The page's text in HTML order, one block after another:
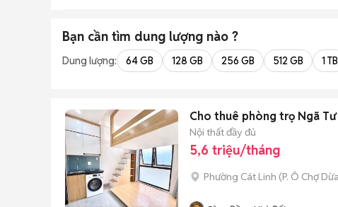
Bạn cần tìm dung lượng nào ?
Dung lượng: 64 GB 128 GB 256 GB 512 GB 1 TB
Cho thuê phòng trọ Ngã Tư
Nội thất đầy đủ
5,6 triệu/tháng
Phường Cát Linh (P. Ô Chợ